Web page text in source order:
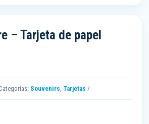
– Tarjeta de papel
Souvenirs, Tarjetas